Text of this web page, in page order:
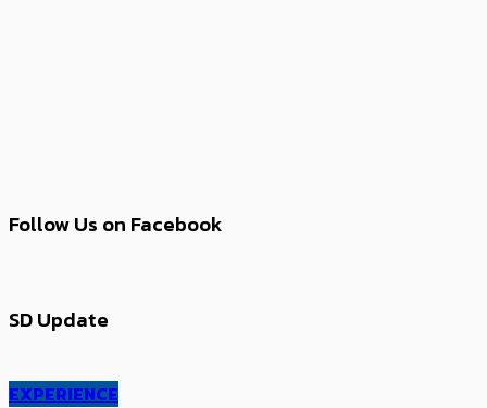
Follow Us on Facebook
SD Update
EXPERIENCE